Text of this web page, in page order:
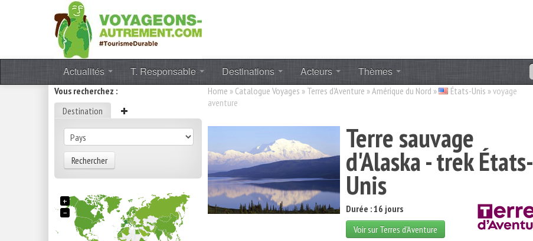
Actualités T. Responsable Destinations Acteurs Thèmes
Vous recherchez :
Destination
Rechercher
+
−
Home » Catalogue Voyages » Terres d'Aventure »Amérique du Nord » États-Unis »voyage
aventure
Terre sauvage
d'Alaska - trek États-
Unis
Durée : 16 jours
Voir sur Terres d'Aventure